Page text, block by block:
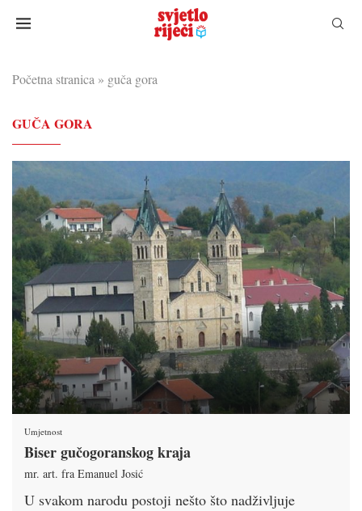
Početna stranica » guča gora
GUČA GORA
Umjetnost
Biser gučogoranskog kraja
mr. art. fra Emanuel Josić
U svakom narodu postoji nešto što nadživljuje